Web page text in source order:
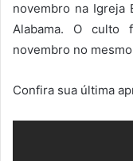
novembro na Igreja
Alabama. O culto
novembro no
Confira sua última